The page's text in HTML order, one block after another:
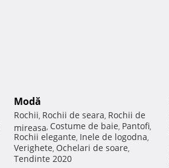
Modă
Rochii, Rochii de seara, Rochii de
mireasa, Costume de baie, Pantofi,
Rochii elegante, Inele de logodna,
Verighete, Ochelari de soare,
Tendinte 2020